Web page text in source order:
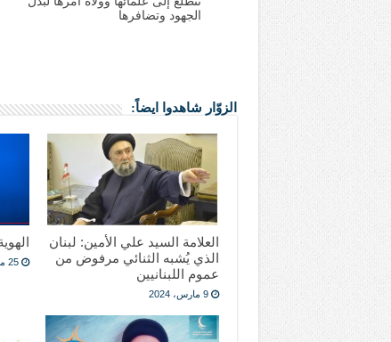
الجهود وتضافرها
الزوّار شاهدوا ايضاً:
العلامة السيد علي الأمين: لبنان
الذي يُشبه الثنائي مرفوض من
عموم اللبنانيين
9 مارس، 2024
25 مايو، 2023